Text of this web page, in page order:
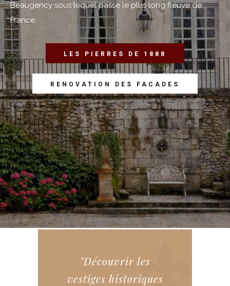
Beaugency sous lequel passe le plus long fleuve de
France.
LES PIERRES DE 1888
RENOVATION DES FACADES
"Découvrir les
vestiges historiques